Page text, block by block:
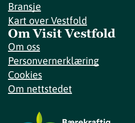
Bransje
Kart over Vestfold
Om Visit Vestfold
Om oss
Personvernerklæring
Cookies
Om nettstedet